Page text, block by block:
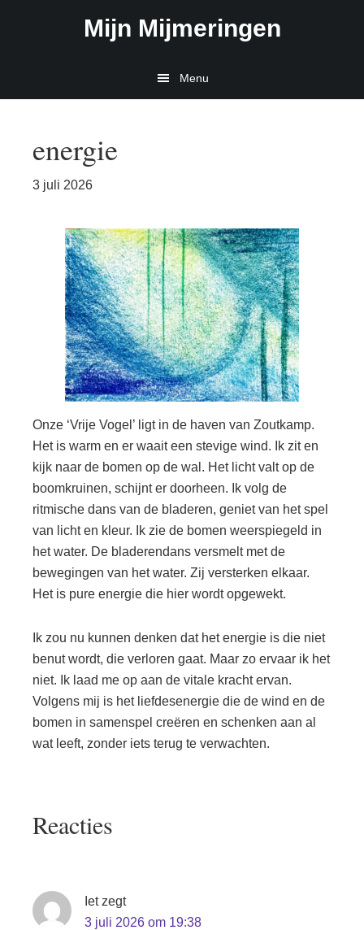
Mijn Mijmeringen
Menu
energie
3 juli 2026
Onze ‘Vrije Vogel’ ligt in de haven van Zoutkamp.
Het is warm en er waait een stevige wind. Ik zit en
kijk naar de bomen op de wal. Het licht valt op de
boomkruinen, schijnt er doorheen. Ik volg de
ritmische dans van de bladeren, geniet van het spel
van licht en kleur. Ik zie de bomen weerspiegeld in
het water. De bladerendans versmelt met de
bewegingen van het water. Zij versterken elkaar.
Het is pure energie die hier wordt opgewekt.
Ik zou nu kunnen denken dat het energie is die niet
benut wordt, die verloren gaat. Maar zo ervaar ik het
niet. Ik laad me op aan de vitale kracht ervan.
Volgens mij is het liefdesenergie die de wind en de
bomen in samenspel creëren en schenken aan al
wat leeft, zonder iets terug te verwachten.
LeesReacties
Iet zegt
3 juli 2026 om 19:38